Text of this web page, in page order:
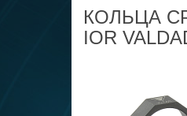
КОЛЬЦА
IOR